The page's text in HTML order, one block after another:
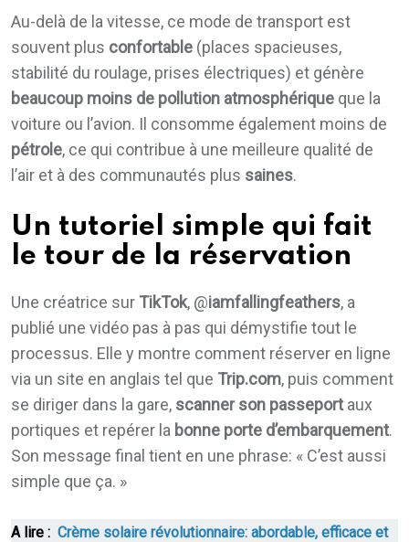
Au-delà de la vitesse, ce mode de transport est
souvent plus confortable (places spacieuses,
stabilité du roulage, prises électriques) et génère
beaucoup moins de pollution atmosphérique que la
voiture ou l’avion. Il consomme également moins de
pétrole, ce qui contribue à une meilleure qualité de
l’air et à des communautés plus saines.
Un tutoriel simple qui fait
le tour de la réservation
Une créatrice sur TikTok, @iamfallingfeathers, a
publié une vidéo pas à pas qui démystifie tout le
processus. Elle y montre comment réserver en ligne
via un site en anglais tel que Trip.com, puis comment
se diriger dans la gare, scanner son passeportaux
portiques et repérer la bonne porte d’embarquement.
Son message final tient en une phrase: « C’est aussi
simple que ça. »
A lire : Crème solaire révolutionnaire: abordable, efficace et